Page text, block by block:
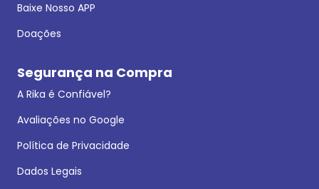
Baixe Nosso APP
Doações
Segurança na Compra
A Rika é Confiável?
Avaliações no Google
Política de Privacidade
Dados Legais